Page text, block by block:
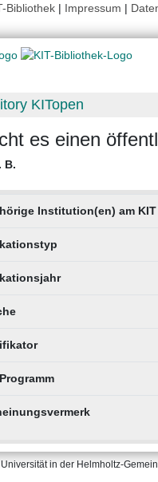
Bibliothek | Impressum |
KITopen
es einen
B.
Institution(en) am KIT
Universität in der Helmholtz-